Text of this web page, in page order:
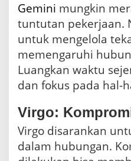
Gemini mungkin
tuntutan pekerjaan.
untuk mengelola
memengaruhi
Luangkan waktu
dan fokus pada hal-
Virgo:
Virgo disarankan
dalam hubungan.